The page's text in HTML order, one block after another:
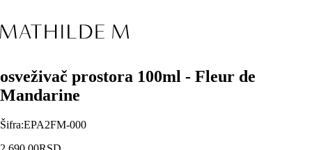
osveživač prostora 100ml - Fleur de
Mandarine
Šifra:EPA2FM-000